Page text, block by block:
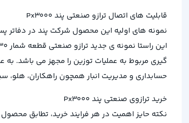
قابلیت های اتصال ترازو صنعتی پند Px3000
نمونه های اولیه این محصول شرکت پند در دفاتر
حسابداری و مدیریت انبار همچون راهکاران، هلو،
خرید ترازوی صنعتی پند Px3000
نکته حایز اهمیت در هر فرایند خرید، تطابق